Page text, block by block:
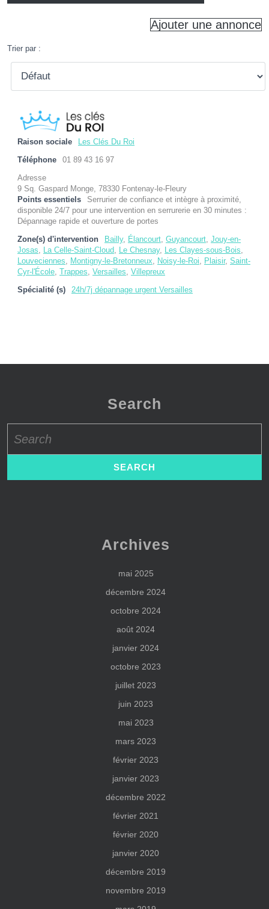
Ajouter une annonce
Trier par :
Raison sociale Les Clés Du Roi
Téléphone 01 89 43 16 97
Adresse
9 Sq. Gaspard Monge, 78330 Fontenay-le-Fleury
Points essentiels
Serrurier de confiance et intègre à proximité,
disponible 24/7 pour une intervention en serrurerie en 30 minutes :
Dépannage rapide et ouverture de portes
Zone(s) d'intervention Bailly, Élancourt, Guyancourt, Jouy-en-
Josas, La Celle-Saint-Cloud, Le Chesnay, Les Clayes-sous-Bois,
Louveciennes, Montigny-le-Bretonneux, Noisy-le-Roi, Plaisir, Saint-
Cyr-l'École, Trappes, Versailles, Villepreux
Spécialité (s) 24h/7j dépannage urgent Versailles
Search
for:
Archives
mai 2025
décembre 2024
octobre 2024
août 2024
janvier 2024
octobre 2023
juillet 2023
juin 2023
mai 2023
mars 2023
février 2023
janvier 2023
décembre 2022
février 2021
février 2020
janvier 2020
décembre 2019
novembre 2019